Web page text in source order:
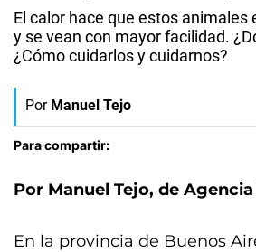
El calor hace que estos
y se vean con mayor facilidad.
¿Cómo cuidarlos y cuidarnos?
Por Manuel Tejo
Para compartir:
Por Manuel Tejo, de
En la provincia de Buenos